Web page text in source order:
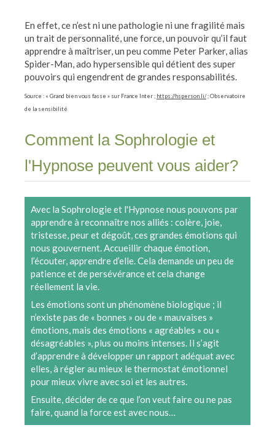
En effet, ce n’est ni une pathologie ni une fragilité mais
un trait de personnalité, une force, un pouvoir qu’il faut
apprendre à maîtriser, un peu comme Peter Parker, alias
Spider-Man, ado hypersensible qui détient des super
pouvoirs qui engendrent de grandes responsabilités.
Source : « Grand bien vous fasse » sur France Inter ; https://hsperson.li/; Observatoire
de la sensibilité
Comment la Sophrologie et
l'Hypnose peuvent vous aider?
Avec la Sophrologie et l'Hypnose nous pouvons par
apprendre à reconnaître nos alliés : colère, joie,
tristesse, peur et dégoût, ces grandes émotions qui
nous gouvernent. Accueillir chaque émotion,
l’écouter, apprendre d’elle. Cela demande un peu de
patience et de persévérance et cela change
réellement la vie.
Les émotions sont un phénomène biologique ; il
n’existe pas de « bonnes » ou de « mauvaises »
émotions, mais des émotions « agréables » ou «
désagréables », plus ou moins intenses. Il s’agit
d’apprendre à développer un rapport adéquat avec
elles, à régler au mieux le thermostat émotionnel
pour mieux vivre avec soi et les autres.
Ensuite, décider de ce que l’on veut faire ou ne pas
faire, quand la force est avec nous…